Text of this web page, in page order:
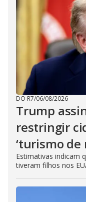
DO R7/06/08/2026
Trump
restringir
‘turismo de
Estimativas indicam
tiveram filhos nos